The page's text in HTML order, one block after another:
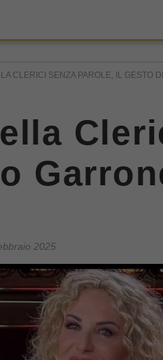
CLERICI SENZA PAROLE, IL GESTO
2025